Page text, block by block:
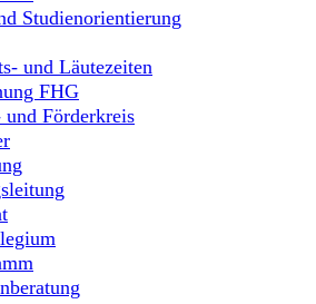
Studienorientierung
und Läutezeiten
FHG
und Förderkreis